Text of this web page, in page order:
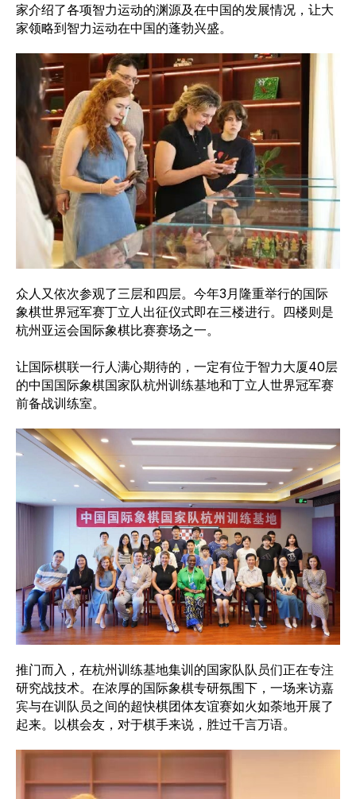
家介绍了各项智力运动的渊源及在中国的发展情况，让大
家领略到智力运动在中国的蓬勃兴盛。
众人又依次参观了三层和四层。今年3月隆重举行的国际
象棋世界冠军赛丁立人出征仪式即在三楼进行。四楼则是
杭州亚运会国际象棋比赛赛场之一。
让国际棋联一行人满心期待的，一定有位于智力大厦40层
的中国国际象棋国家队杭州训练基地和丁立人世界冠军赛
前备战训练室。
推门而入，在杭州训练基地集训的国家队队员们正在专注
研究战技术。在浓厚的国际象棋专研氛围下，一场来访嘉
宾与在训队员之间的超快棋团体友谊赛如火如荼地开展了
起来。以棋会友，对于棋手来说，胜过千言万语。